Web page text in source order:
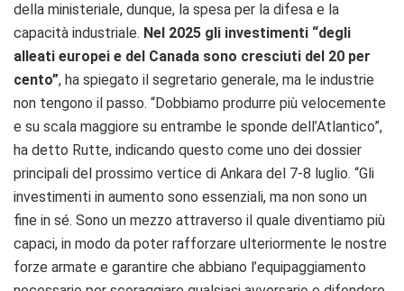
della ministeriale, dunque, la spesa per la difesa e la
capacità industriale. Nel 2025 gli investimenti “degli
alleati europei e del Canada sono cresciuti del 20 per
cento”, ha spiegato il segretario generale, ma le industrie
non tengono il passo. “Dobbiamo produrre più velocemente
e su scala maggiore su entrambe le sponde dell’Atlantico”,
ha detto Rutte, indicando questo come uno dei dossier
principali del prossimo vertice di Ankara del 7-8 luglio. “Gli
investimenti in aumento sono essenziali, ma non sono un
fine in sé. Sono un mezzo attraverso il quale diventiamo più
capaci, in modo da poter rafforzare ulteriormente le nostre
forze armate e garantire che abbiano l’equipaggiamento